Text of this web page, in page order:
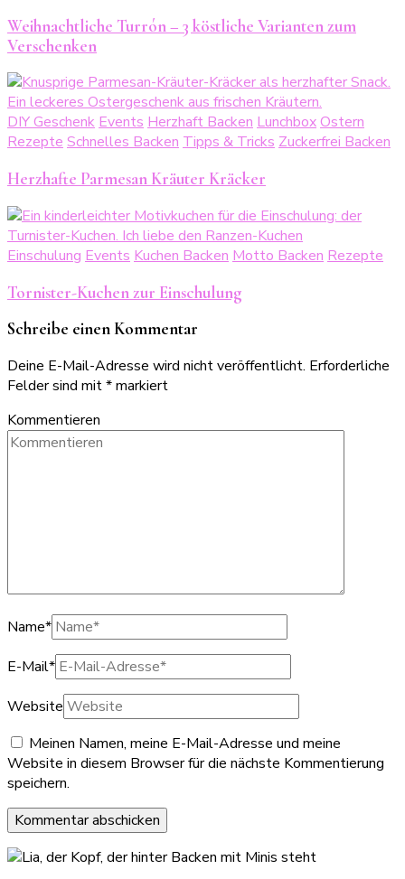
Weihnachtliche Turrón – 3 köstliche Varianten zum
Verschenken
DIY Geschenk Events Herzhaft Backen LunchboxOstern
Rezepte Schnelles Backen Tipps & Tricks Zuckerfrei Backen
Herzhafte Parmesan Kräuter Kräcker
Einschulung Events Kuchen Backen Motto Backen Rezepte
Tornister-Kuchen zur Einschulung
Schreibe einen Kommentar
Deine E-Mail-Adresse wird nicht veröffentlicht. Erforderliche
Felder sind mit*markiert
Kommentieren
Name*
E-Mail*
Website
Meinen Namen, meine E-Mail-Adresse und meine
Website in diesem Browser für die nächste Kommentierung
speichern.